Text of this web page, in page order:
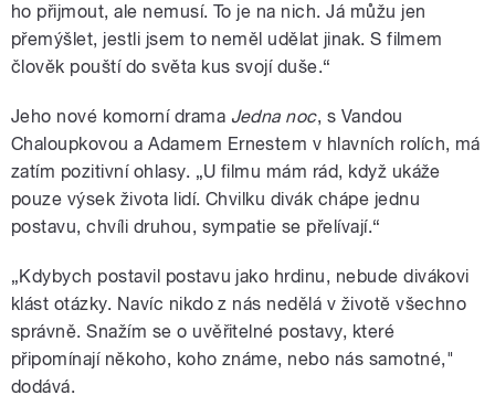
ho přijmout, ale nemusí. To je na nich. Já můžu jen
přemýšlet, jestli jsem to neměl udělat jinak. S filmem
člověk pouští do světa kus svojí duše.“
Jeho nové komorní drama Jedna noc, s Vandou
Chaloupkovou a Adamem Ernestem v hlavních rolích, má
zatím pozitivní ohlasy. „U filmu mám rád, když ukáže
pouze výsek života lidí. Chvilku divák chápe jednu
postavu, chvíli druhou, sympatie se přelívají.“
„Kdybych postavil postavu jako hrdinu, nebude divákovi
klást otázky. Navíc nikdo z nás nedělá v životě všechno
správně. Snažím se o uvěřitelné postavy, které
připomínají někoho, koho známe, nebo nás samotné,"
dodává.